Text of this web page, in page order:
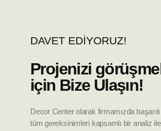
DAVET EDİYORUZ!
Projenizi
için Bize Ulaşın!
Decor Center olarak firmamızda
tüm gereksinimleri kapsamlı bir analiz